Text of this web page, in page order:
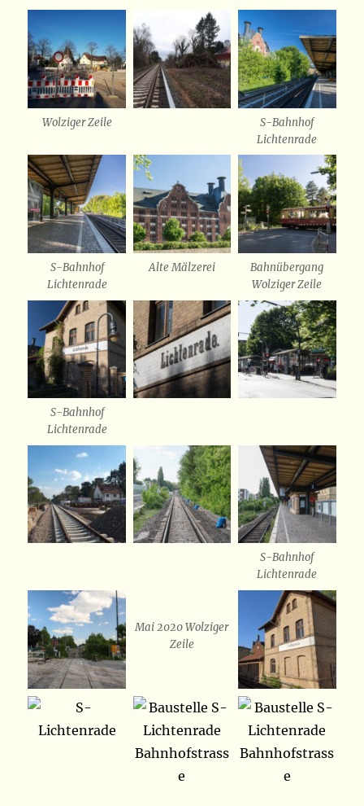
Wolziger Zeile
S-Bahnhof
Lichtenrade
S-Bahnhof
Lichtenrade
Alte Mälzerei
Bahnübergang
Wolziger Zeile
S-Bahnhof
Lichtenrade
S-Bahnhof
Lichtenrade
Mai 2020 Wolziger
Zeile